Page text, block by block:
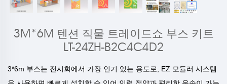
3M*6M 텐션 직물 트레이드쇼 부스 키트
LT-24ZH-B2C4C4D2
3*6m 부스는 전시회에서 가장 인기 있는 용도로, EZ 모듈러 시스템